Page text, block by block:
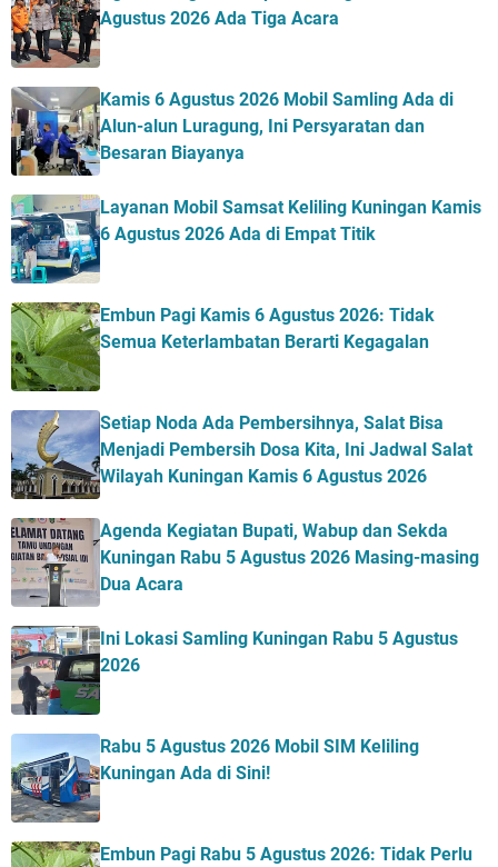
Agustus 2026 Ada Tiga Acara
Kamis 6 Agustus 2026 Mobil Samling Ada di
Alun-alun Luragung, Ini Persyaratan dan
Besaran Biayanya
Layanan Mobil Samsat Keliling Kuningan Kamis
6 Agustus 2026 Ada di Empat Titik
Embun Pagi Kamis 6 Agustus 2026: Tidak
Semua Keterlambatan Berarti Kegagalan
Setiap Noda Ada Pembersihnya, Salat Bisa
Menjadi Pembersih Dosa Kita, Ini Jadwal Salat
Wilayah Kuningan Kamis 6 Agustus 2026
Agenda Kegiatan Bupati, Wabup dan Sekda
Kuningan Rabu 5 Agustus 2026 Masing-masing
Dua Acara
Ini Lokasi Samling Kuningan Rabu 5 Agustus
2026
Rabu 5 Agustus 2026 Mobil SIM Keliling
Kuningan Ada di Sini!
Embun Pagi Rabu 5 Agustus 2026: Tidak Perlu